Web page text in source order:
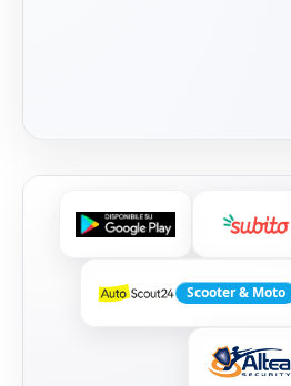
Scooter & Moto